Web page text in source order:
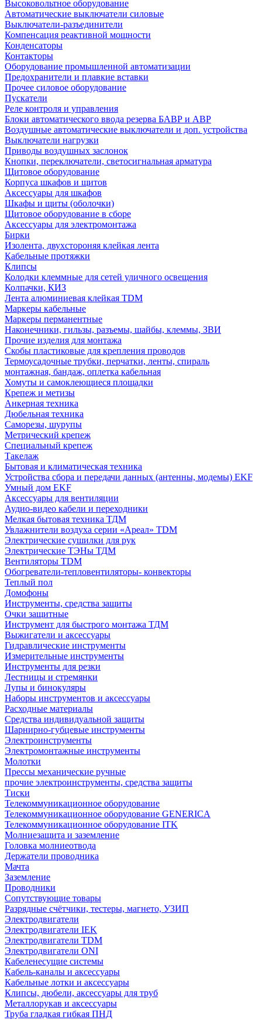
Высоковольтное оборудование
Автоматические выключатели cиловые
Выключатели-разъединители
Компенсация реактивной мощности
Конденсаторы
Контакторы
Оборудование промышленной автоматизации
Предохранители и плавкие вставки
Прочее силовое оборудование
Пускатели
Реле контроля и управления
Блоки автоматического ввода резерва БАВР и АВР
Воздушные автоматические выключатели и доп. устройства
Выключатели нагрузки
Приводы воздушных заслонок
Кнопки, переключатели, светосигнальная арматура
Щитовое оборудование
Корпуса шкафов и щитов
Аксессуары для шкафов
Шкафы и щиты (оболочки)
Щитовое оборудование в сборе
Аксессуары для электромонтажа
Бирки
Изолента, двухстороняя клейкая лента
Кабельные протяжки
Клипсы
Колодки клеммные для сетей уличного освещения
Колпачки, КИЗ
Лента алюминиевая клейкая TDM
Маркеры кабельные
Маркеры перманентные
Наконечники, гильзы, разъемы, шайбы, клеммы, ЗВИ
Прочие изделия для монтажа
Скобы пластиковые для крепления проводов
Термоусадочные трубки, перчатки, ленты, спираль
монтажная, бандаж, оплетка кабельная
Хомуты и самоклеющиеся площадки
Крепеж и метизы
Анкерная техника
Дюбельная техника
Саморезы, шурупы
Метрический крепеж
Специальный крепеж
Такелаж
Бытовая и климатическая техника
Устройства сбора и передачи данных (антенны, модемы) EKF
Умный дом EKF
Аксессуары для вентиляции
Аудио-видео кабели и переходники
Мелкая бытовая техника ТДМ
Увлажнители воздуха серии «Ареал» TDM
Электрические сушилки для рук
Электрические ТЭНы ТДМ
Вентиляторы TDM
Обогреватели-тепловентиляторы- конвекторы
Теплый пол
Домофоны
Инструменты, средства защиты
Очки защитные
Инструмент для быстрого монтажа ТДМ
Выжигатели и аксессуары
Гидравлические инструменты
Измерительные инструменты
Инструменты для резки
Лестницы и стремянки
Лупы и бинокуляры
Наборы инструментов и аксессуары
Расходные материалы
Средства индивидуальной защиты
Шарнирно-губцевые инструменты
Электроинструменты
Электромонтажные инструменты
Молотки
Прессы механические ручные
прочие электроинструменты, средства защиты
Тиски
Телекоммуникационное оборудование
Телекоммуникационное оборудование GENERICA
Телекоммуникационное оборудование ITK
Молниезащита и заземление
Головка молниеотвода
Держатели проводника
Мачта
Заземление
Проводники
Сопутствующие товары
Разрядные счётчики, тестеры, магнето, УЗИП
Электродвигатели
Электродвигатели IEK
Электродвигатели TDM
Электродвигатели ONI
Кабеленесущие системы
Кабель-каналы и аксессуары
Кабельные лотки и аксессуары
Клипсы, дюбели, аксессуары для труб
Металлорукав и аксессуары
Труба гладкая гибкая ПНД